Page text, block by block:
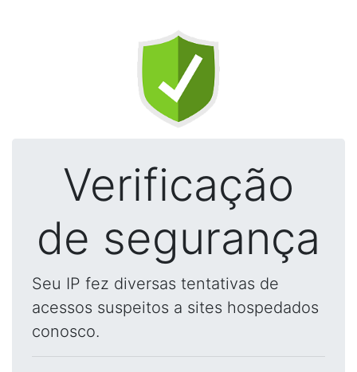
Verificação
de segurança
Seu IP fez diversas tentativas de
acessos suspeitos a sites hospedados
conosco.